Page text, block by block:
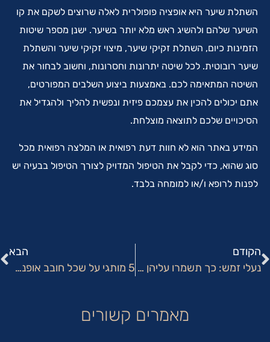
השתלת שיער היא אופציה פופולרית לאלה שרוצים לשקם את קו
השיער שלהם ולהשיג ראש מלא יותר בשיער. ישנן מספר שיטות
הזמינות כיום, השתלת זקיקי שיער, מיצוי זקיקי שיער והשתלת
שיער רובוטית. לכל שיטה יתרונות וחסרונות, וחשוב לבחור את
השיטה המתאימה לכם. באמצעות ביצוע השלבים המפורטים,
אתם יכולים להכין את עצמכם פיזית ונפשית להליך ולהגדיל את
הסיכויים שלכם לתוצאה מוצלחת.
המידע באתר הוא לא חוות דעת רפואית או המלצה רפואית מכל
סוג שהוא, כדי לקבל את הטיפול המדויק לצורך הטיפול בבעיה יש
לפנות לרופא ו/או למומחה בלבד.
הקודם
נעלי זמש: כך תשמרו עליהן נקיות
הבא
5 מותגי על שכל חובב אופנה צריך להכיר
מאמרים קשורים